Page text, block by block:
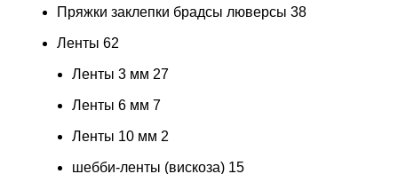
Пряжки заклепки брадсы люверсы 38
Ленты 62
Ленты 3 мм 27
Ленты 6 мм 7
Ленты 10 мм 2
шебби-ленты (вискоза) 15